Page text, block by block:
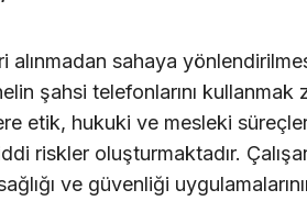
alınmadan sahaya
şahsi telefonlarını kullanmak
etik, hukuki ve mesleki
riskler oluşturmaktadır.
ve güvenliği